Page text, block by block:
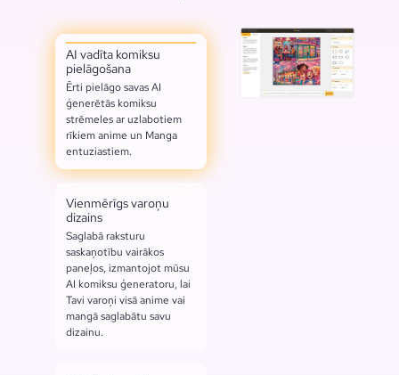
AI vadīta komiksu
pielāgošana
Ērti pielāgo savas AI
ģenerētās komiksu
strēmeles ar uzlabotiem
rīkiem anime un Manga
entuziastiem.
Vienmērīgs varoņu
dizains
Saglabā raksturu
saskaņotību vairākos
paneļos, izmantojot mūsu
AI komiksu ģeneratoru, lai
Tavi varoņi visā anime vai
mangā saglabātu savu
dizainu.